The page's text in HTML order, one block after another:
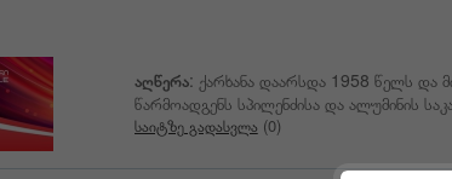
აღწერა: ქარხანა დაარსდა 1958 წელს და
წარმოადგენს სპილენძისა და ალუმინის
საიტზე გადასვლა (0)